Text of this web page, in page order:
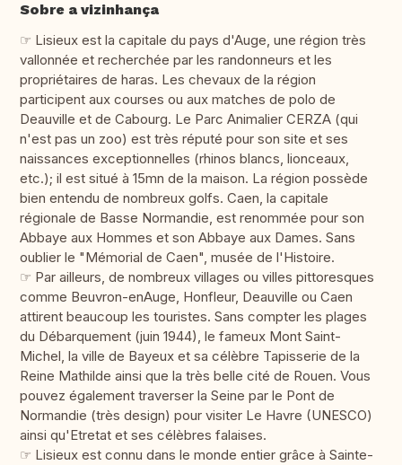
Sobre a vizinhança
☞ Lisieux est la capitale du pays d'Auge, une région très
vallonnée et recherchée par les randonneurs et les
propriétaires de haras. Les chevaux de la région
participent aux courses ou aux matches de polo de
Deauville et de Cabourg. Le Parc Animalier CERZA (qui
n'est pas un zoo) est très réputé pour son site et ses
naissances exceptionnelles (rhinos blancs, lionceaux,
etc.); il est situé à 15mn de la maison. La région possède
bien entendu de nombreux golfs. Caen, la capitale
régionale de Basse Normandie, est renommée pour son
Abbaye aux Hommes et son Abbaye aux Dames. Sans
oublier le "Mémorial de Caen", musée de l'Histoire.
☞ Par ailleurs, de nombreux villages ou villes pittoresques
comme Beuvron-enAuge, Honfleur, Deauville ou Caen
attirent beaucoup les touristes. Sans compter les plages
du Débarquement (juin 1944), le fameux Mont Saint-
Michel, la ville de Bayeux et sa célèbre Tapisserie de la
Reine Mathilde ainsi que la très belle cité de Rouen. Vous
pouvez également traverser la Seine par le Pont de
Normandie (très design) pour visiter Le Havre (UNESCO)
ainsi qu'Etretat et ses célèbres falaises.
☞ Lisieux est connu dans le monde entier grâce à Sainte-